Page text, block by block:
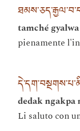
tamché
pienamente
dedak ngakpa
Li saluto con